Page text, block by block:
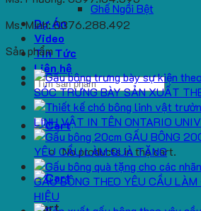
Ghế Ngồi Bệt
Dự Án
Video
Tin Tức
Liên hệ
Search
for:
No products in the cart.
Cart
Ms. Minh: 0376.288.492
Sản phẩm
SÓC TRƯNG BÀY SẢN XUẤT
LINH VẬT IN TÊN ONTARIO
GẤU BÔNG
YÊU CẦU LÀM QUÀ TẶNG
GẤU BÔNG THEO YÊU CẦU
HIỆU